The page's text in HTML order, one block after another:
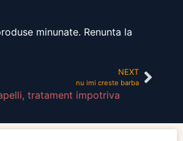
minunate. Renunta la
NEXT
nu imi creste barba
, tratament impotriva